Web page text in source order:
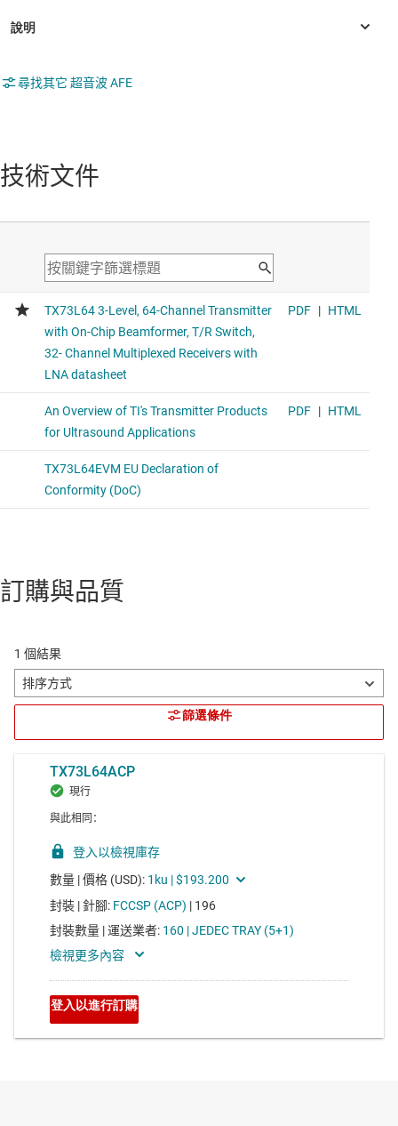
尋找其它 超音波 AFE
技術文件
訂購與品質